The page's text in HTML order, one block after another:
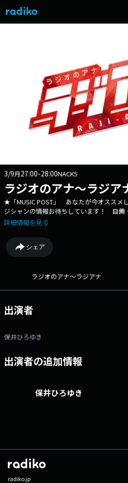
3/9月27:00-28:00NACK5
ラジオのアナ～ラジ
★「MUSIC POST」 あなたが今オススメ
ジシャンの情報お待ちしています！ 自
組内で楽曲オンエアや番組ゲスト出演、「
なたが体験した卒業式にまつわる珍エピ
エピソード、兄弟の卒業式での珍エピソー
い！ 《1時台》 今週3/11(水)に3rd
ム」 《2時台》 ★先日、EP「希望の
を務める「HIGH HOPES」！ 月曜
★「GTY～Great Teacher 保井～」 学校・
中から毎週「MVH(Most Valuable 変)」を
れたらなんか良いことあるかもな。 《
介！ ★ 「きいてよ！やっさん！」 あな
ム】 【HIGH HOPES(月)】
ジテーマ【勝手に表彰式！】 きいて
詳細情報を見る
シェア
ラジオのアナ～ラジアナ
出演者
保井ひろゆき
出演者の追加情報
保井ひろゆき
radiko.jp